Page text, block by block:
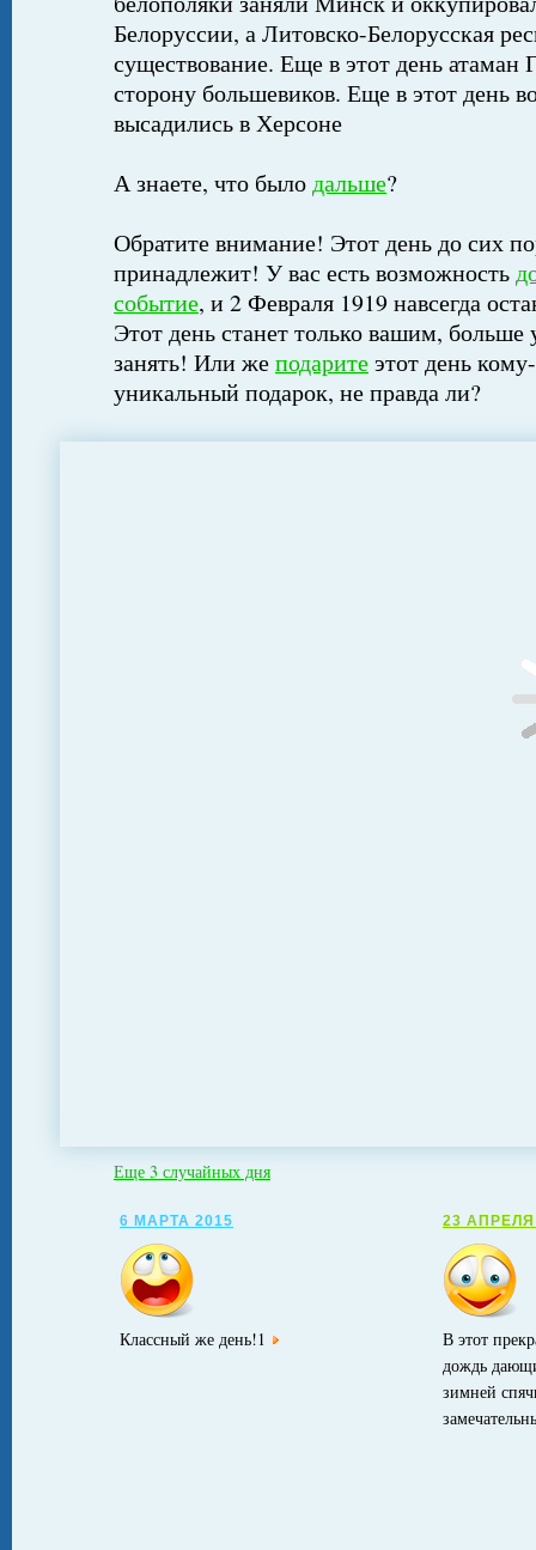
Белоруссии, а Литовско-Белорусская
существование. Еще в этот день атаман
сторону большевиков. Еще в этот день
высадились в Херсоне
А знаете, что былодальше?
Обратите внимание! Этот день до сих
принадлежит! У вас есть возможность
событие, и 2 Февраля 1919 навсегда
Этот день станет только вашим,
занять! Или жеподаритеэтот день
уникальный подарок, не правда ли?
Еще 3 случайных дня
6 МАРТА 2015
Классный же день!1
23 АПРЕЛЯ
В этот
дождь
зимней